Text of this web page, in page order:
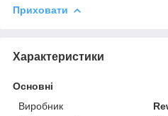
Приховати
Характеристики
Основні
Виробник